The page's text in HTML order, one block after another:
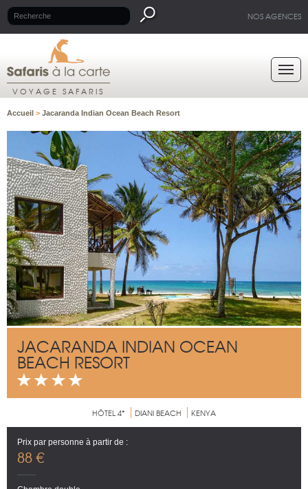
NOS AGENCES
VOYAGE SAFARIS
Accueil > Jacaranda Indian Ocean Beach Resort
JACARANDA INDIAN OCEAN
BEACH RESORT
HÔTEL 4* DIANI BEACH KENYA
Prix par personne à partir de :
88 €